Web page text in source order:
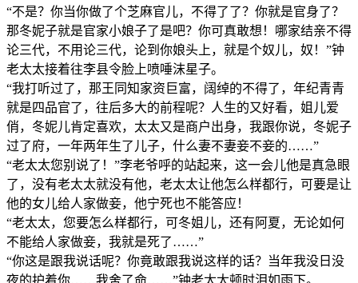
“不是？你当你做了个芝麻官儿，不得了了？你就是官身了？
那冬妮子就是官家小娘子了是吧？你可真敢想！哪家结亲不得
论三代，不用论三代，论到你娘头上，就是个奴儿，奴！”钟
老太太接着往李县令脸上喷唾沫星子。
“我打听过了，那王同知家资巨富，阔绰的不得了，年纪青青
就是四品官了，往后多大的前程呢？人生的又好看，姐儿爱
俏，冬妮儿肯定喜欢，太太又是商户出身，我跟你说，冬妮子
过了府，一年两年生了儿子，什么妻不妻妾不妾的……”
“老太太您别说了！”李老爷呼的站起来，这一会儿他是真急眼
了，没有老太太就没有他，老太太让他怎么样都行，可要是让
他的女儿给人家做妾，他宁死也不能答应！
“老太太，您要怎么样都行，可冬姐儿，还有阿夏，无论如何
不能给人家做妾，我就是死了……”
“你这是跟我说话呢？你竟敢跟我说这样的话？当年我没日没
夜的护着你……我舍了命……”钟老太太顿时泪如雨下。